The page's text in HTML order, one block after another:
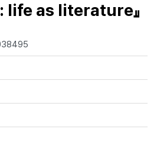
life as literature』